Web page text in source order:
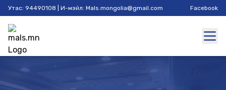
Утас: 94490108 | И-мэйл: Mals.mongolia@gmail.com Facebook